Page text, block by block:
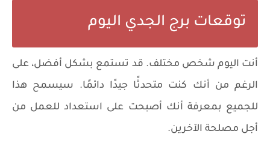
توقعات برج الجدي اليوم
أنت اليوم شخص مختلف. قد تستمع بشكل أفضل، على
الرغم من أنك كنت متحدثًا جيدًا دائمًا. سيسمح هذا
للجميع بمعرفة أنك أصبحت على استعداد للعمل من
أجل مصلحة الآخرين.